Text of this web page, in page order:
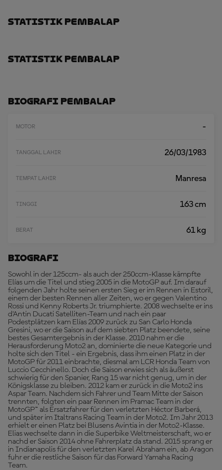
Statistik Pembalap
Statistik Pembalap
Biografi Pembalap
MOTOR -
TANGGAL LAHIR 26/03/1983
TEMPAT LAHIR Manresa
TINGGI 163 cm
BERAT 61 kg
Biografi
Sowohl in der 125ccm- als auch der 250ccm-Klasse kämpfte
Elías um die Titel und stieg 2005 in die MotoGP auf. Im darauf
folgenden Jahr holte seinen ersten Sieg er im Rennen in Estoril,
einem der besten Rennen aller Zeiten, wo er gegen Valentino
Rossi und Kenny Roberts Jr. triumphierte. 2008 wechselte er ins
d’Antin Ducati Satelliten-Team und nach ein paar
Podestplätzen kam Elías 2009 zurück zu San Carlo Honda
Gresini, wo er die Saison auf dem siebten Platz beendete, seine
bestes Gesamtergebnis in der Klasse. 2010 nahm er die
Herausforderung Moto2 an, dominierte die neue Kategorie und
holte sich den Titel - ein Ergebnis, dass ihm einen Platz in der
MotoGP für 2011 einbrachte, diesmal am LCR Honda Team von
Luccio Cecchinello. Doch die Saison erwies sich als äußerst
schwierig für den Spanier, Rang 15 war nicht genug, um in der
Königsklasse zu bleiben. 2012 kam er zurück in die Moto2 ins
Aspar Team. Nachdem sich Fahrer und Team Mitte der Saison
trennten, folgten ein paar Rennen im Pramac Team in der
MotoGP™ als Ersatzfahrer für den verletzten Héctor Barberá,
und später im Italtrans Racing Team in der Moto2. Im Jahr 2013
erhielt er einen Platz bei Blusens Avintia in der Moto2-Klasse.
Elias wechselte dann in die Superbike Weltmeisterschaft, wo er
nachd er Saison 2014 ohne Fahrerplatz da stand. 2015 sprang er
in Indianapolis für den verletzten Karel Abraham ein, ab Aragon
fuhr er die restliche Saison für das Forward Yamaha Racing
Team.